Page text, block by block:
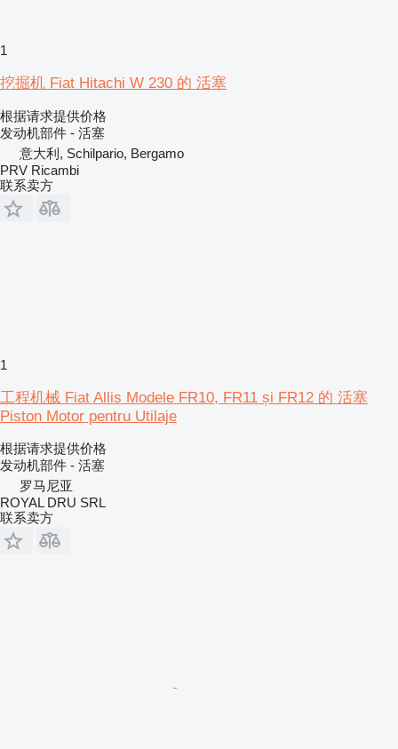
1
挖掘机 Fiat Hitachi W 230 的 活塞
根据请求提供价格
发动机部件 - 活塞
意大利, Schilpario, Bergamo
PRV Ricambi
联系卖方
1
工程机械 Fiat Allis Modele FR10, FR11 și FR12 的 活塞
Piston Motor pentru Utilaje
根据请求提供价格
发动机部件 - 活塞
罗马尼亚
ROYAL DRU SRL
联系卖方